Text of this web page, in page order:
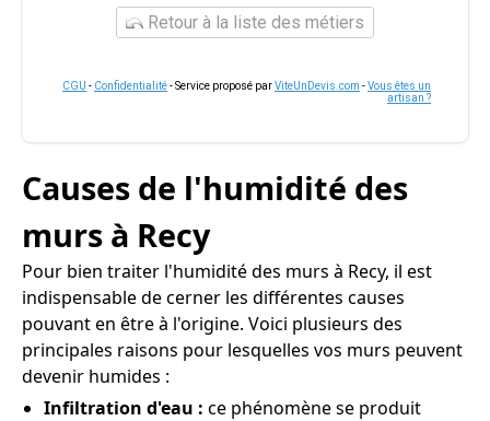
Retour à la liste des métiers
CGU - Confidentialité- Service proposé parViteUnDevis.com -Vous êtes un
artisan ?
Causes de l'humidité des
murs à Recy
Pour bien traiter l'humidité des murs à Recy, il est
indispensable de cerner les différentes causes
pouvant en être à l'origine. Voici plusieurs des
principales raisons pour lesquelles vos murs peuvent
devenir humides :
Infiltration d'eau : ce phénomène se produit